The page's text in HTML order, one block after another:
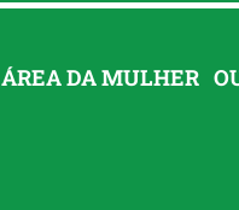
ÁREA DA MULHER